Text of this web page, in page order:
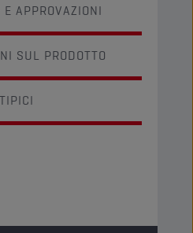
APPROVAZIONI
SUL PRODOTTO
TIPICI